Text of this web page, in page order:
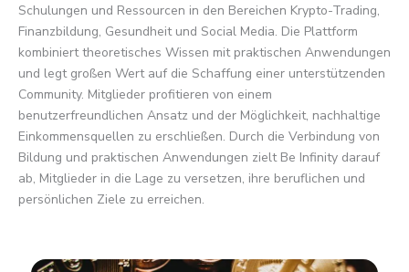
Schulungen und Ressourcen in den Bereichen Krypto-Trading,
Finanzbildung, Gesundheit und Social Media. Die Plattform
kombiniert theoretisches Wissen mit praktischen Anwendungen
und legt großen Wert auf die Schaffung einer unterstützenden
Community. Mitglieder profitieren von einem
benutzerfreundlichen Ansatz und der Möglichkeit, nachhaltige
Einkommensquellen zu erschließen. Durch die Verbindung von
Bildung und praktischen Anwendungen zielt Be Infinity darauf
ab, Mitglieder in die Lage zu versetzen, ihre beruflichen und
persönlichen Ziele zu erreichen.